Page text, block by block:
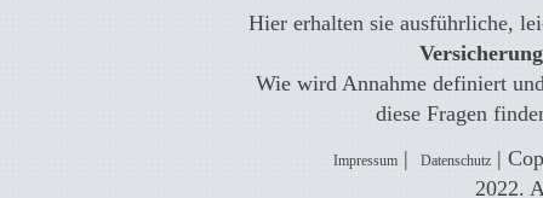
Hier erhalten sie ausführliche,
Wie wird Annahme definiert
diese Fragen
Impressum| Datenschutz|
2022.